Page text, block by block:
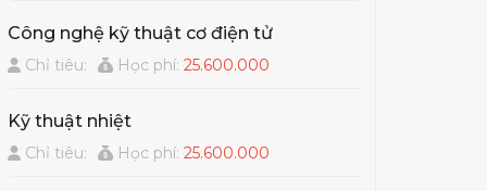
Công nghệ kỹ thuật cơ điện tử
Chỉ tiêu: Học phí:25.600.000
Kỹ thuật nhiệt
Chỉ tiêu: Học phí:25.600.000